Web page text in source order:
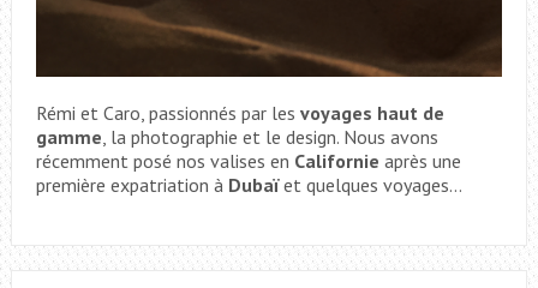
Rémi et Caro, passionnés par les voyages haut de
gamme , la photographie et le design. Nous avons
récemment posé nos valises en Californie après une
première expatriation à Dubaïet quelques voyages...